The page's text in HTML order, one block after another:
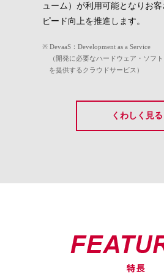
ューム）が利用可能となりお
ピード向上を推進します。
※ DevaaS：Development as a Service
（開発に必要なハードウェア・ソフ
を提供するクラウドサービス）
くわしく見る